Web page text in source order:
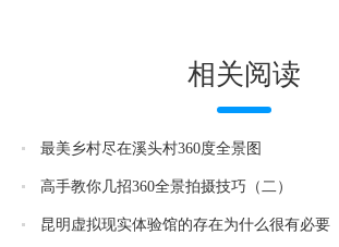
相关阅读
最美乡村尽在溪头村360度全景图
高手教你几招360全景拍摄技巧（二）
昆明虚拟现实体验馆的存在为什么很有必要